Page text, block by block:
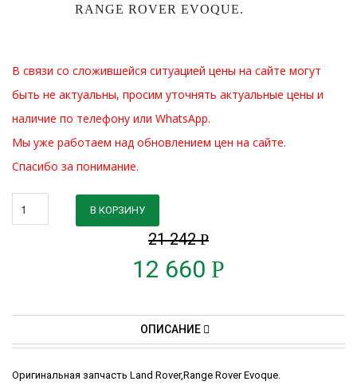
RANGE ROVER EVOQUE.
В связи со сложившейся ситуацией цены на сайте могут
быть не актуальны, просим уточнять актуальные цены и
наличие по телефону или WhatsApp.
Мы уже работаем над обновлением цен на сайте.
Спасибо за понимание.
21 242Р
12 660 Р
В КОРЗИНУ
ОПИСАНИЕ
Оригинальная запчасть Land Rover,Range Rover Evoque.